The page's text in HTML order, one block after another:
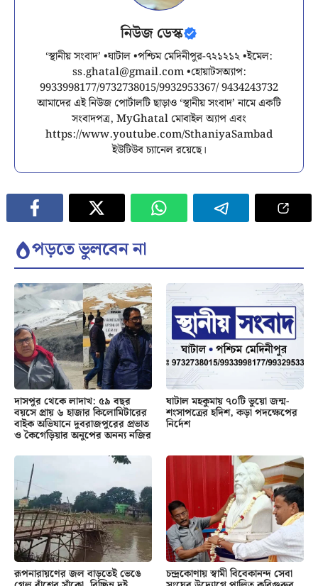
নিউজ ডেস্ক
‘স্থানীয় সংবাদ’ •ঘাটাল •পশ্চিম মেদিনীপুর-৭২১২১২ •ইমেল:
ss.ghatal@gmail.com•হোয়াটসঅ্যাপ:
9933998177/9732738015/9932953367/ 9434243732
আমাদের এই নিউজ পোর্টালটি ছাড়াও ‘স্থানীয় সংবাদ’ নামে একটি
সংবাদপত্র, MyGhatal মোবাইল অ্যাপ এবং
https://www.youtube.com/SthaniyaSambad
ইউটিউব চ্যানেল রয়েছে।
পড়তে ভুলবেন না
দাসপুর থেকে লাদাখ: ৫৯ বছর
বয়সে প্রায় ৬ হাজার কিলোমিটারের
বাইক অভিযানে দুবরাজপুরের প্রভাত
ও কৈগেড়িয়ার অনুপের অনন্য নজির
ঘাটাল মহকুমায় ৭০টি ভুয়ো জন্ম-
শংসাপত্রের হদিশ, কড়া পদক্ষেপের
নির্দেশ
রূপনারায়ণের জল বাড়তেই ভেঙে চন্দ্রকোণায় স্বামী বিবেকানন্দ সেবা